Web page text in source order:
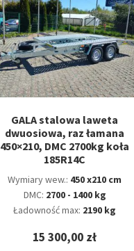
GALA stalowa laweta
dwuosiowa, raz łamana
450×210, DMC 2700kg koła
185R14C
Wymiary wew.: 450 x210 cm
DMC: 2700 - 1400 kg
Ładowność max: 2190 kg
15 300,00 zł